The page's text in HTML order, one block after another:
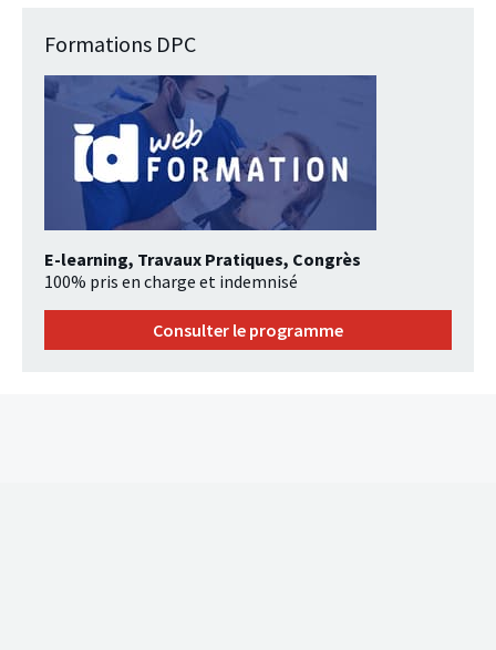
Formations DPC
E-learning, Travaux Pratiques, Congrès
100% pris en charge et indemnisé
Consulter le programme